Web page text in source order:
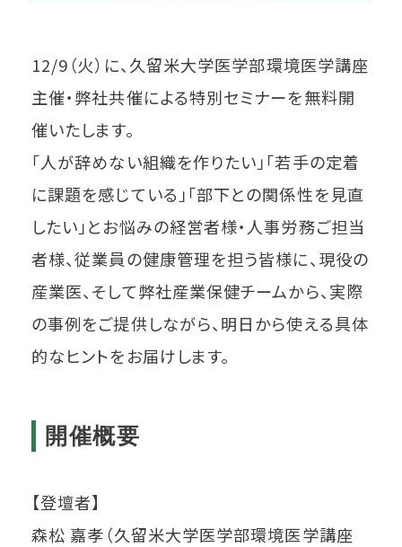
12/9（火）に、久留米大学医学部環境医学講座
主催・弊社共催による特別セミナーを無料開
催いたします。
「人が辞めない組織を作りたい」「若手の定着
に課題を感じている」「部下との関係性を見直
したい」とお悩みの経営者様・人事労務ご担当
者様、従業員の健康管理を担う皆様に、現役の
産業医、そして弊社産業保健チームから、実際
の事例をご提供しながら、明日から使える具体
的なヒントをお届けします。
開催概要
【登壇者】
森松 嘉孝（久留米大学医学部環境医学講座